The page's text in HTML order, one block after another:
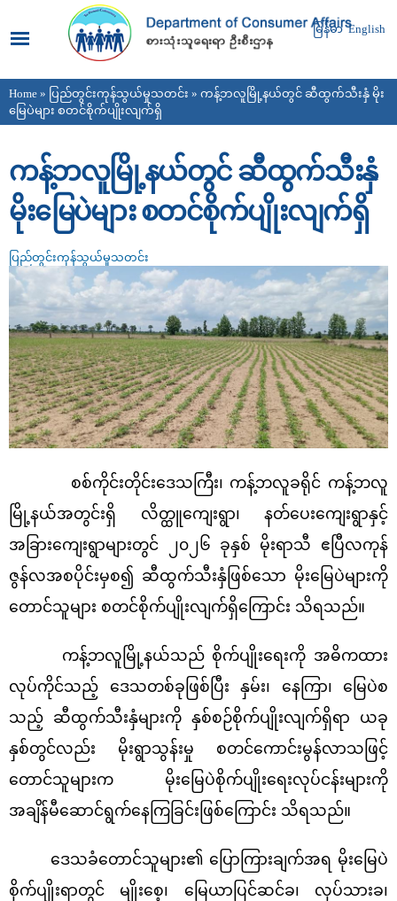
main
content
မြန်မာ English
You are here
Home » ပြည်တွင်းကုန်သွယ်မှုသတင်း » ကန့်ဘလူမြို့နယ်တွင် ဆီထွက်သီးနှံ မိုး
မြေပဲများ စတင်စိုက်ပျိုးလျက်ရှိ
ကန့်ဘလူမြို့နယ်တွင် ဆီထွက်သီးနှံ
မိုးမြေပဲများ စတင်စိုက်ပျိုးလျက်ရှိ
ပြည်တွင်းကုန်သွယ်မှုသတင်း
စစ်ကိုင်းတိုင်းဒေသကြီး၊ ကန့်ဘလူခရိုင် ကန့်ဘလူ
မြို့နယ်အတွင်းရှိ လိတ္ထူ‌ကျေးရွာ၊ နတ်ပေးကျေးရွာနှင့်
အခြားကျေးရွာများတွင် ၂၀၂၆ ခုနှစ် မိုးရာသီ ဧပြီလကုန်
ဇွန်လအစပိုင်းမှစ၍ ဆီထွက်သီးနှံဖြစ်သော မိုးမြေပဲများကို
တောင်သူများ စတင်စိုက်ပျိုးလျက်ရှိကြောင်း သိရသည်။
ကန့်ဘလူမြို့နယ်သည် စိုက်ပျိုးရေးကို အဓိကထား
လုပ်ကိုင်သည့် ဒေသတစ်ခုဖြစ်ပြီး နှမ်း၊ နေကြာ၊ မြေပဲစ
သည့် ဆီထွက်သီးနှံများကို နှစ်စဉ်စိုက်ပျိုးလျက်ရှိရာ ယခု
နှစ်တွင်လည်း မိုးရွာသွန်းမှု စတင်ကောင်းမွန်လာသဖြင့်
တောင်သူများက မိုးမြေပဲစိုက်ပျိုးရေးလုပ်ငန်းများကို
အချိန်မီဆောင်ရွက်နေကြခြင်းဖြစ်ကြောင်း သိရသည်။
ဒေသခံတောင်သူများ၏ ပြောကြားချက်အရ မိုးမြေပဲ
စိုက်ပျိုးရာတွင် မျိုးစေ့၊ မြေယာပြင်ဆင်ခ၊ လုပ်သားခ၊